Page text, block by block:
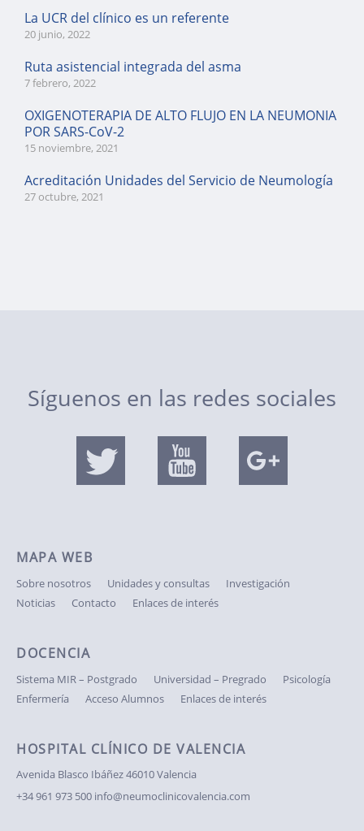
La UCR del clínico es un referente
20 junio, 2022
Ruta asistencial integrada del asma
7 febrero, 2022
OXIGENOTERAPIA DE ALTO FLUJO EN LA NEUMONIA
POR SARS-CoV-2
15 noviembre, 2021
Acreditación Unidades del Servicio de Neumología
27 octubre, 2021
Síguenos en las redes sociales
HOSPITAL CLÍNICO DE VALENCIA
Avenida Blasco Ibáñez46010 Valencia
+34 961 973 500 info@neumoclinicovalencia.com
MAPA WEB
Sobre nosotros Unidades y consultas
Investigación
Noticias
Contacto Enlaces de interés
DOCENCIA
Sistema MIR – Postgrado Universidad – Pregrado
Psicología
Enfermería
Acceso Alumnos Enlaces de interés